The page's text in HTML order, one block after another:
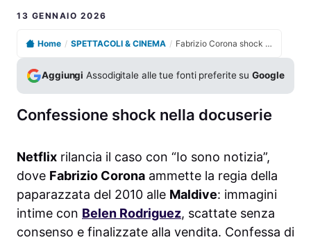
13 GENNAIO 2026
Home / SPETTACOLI & CINEMA / Fabrizio Corona shock tradisce Belen, esplode il caso su Netflix: verità nascoste e colpi di scena
Aggiungi Assodigitale alle tue fonti preferite suGoogle
Confessione shock nella docuserie
Netflix rilancia il caso con “Io sono notizia”,
dove Fabrizio Corona ammette la regia della
paparazzata del 2010 alle Maldive: immagini
intime con Belen Rodriguez, scattate senza
consenso e finalizzate alla vendita. Confessa di